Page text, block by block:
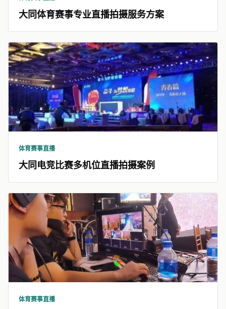
大同体育赛事专业直播拍摄服务方案
体育赛事直播
大同电竞比赛多机位直播拍摄案例
体育赛事直播